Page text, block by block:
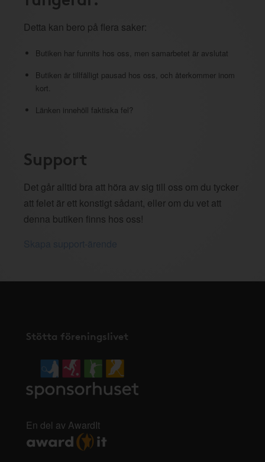
Detta kan bero på flera saker:
Butiken har funnits hos oss, men samarbetet är avslutat
Butiken är tillfälligt pausad hos oss, och återkommer inom
kort.
Länken innehöll faktiska fel?
Support
Det går alltid bra att höra av sig till oss om du tycker
att felet är ett konstigt sådant, eller om du vet att
denna butiken finns hos oss!
Stötta föreningslivet
En del av AwardIt